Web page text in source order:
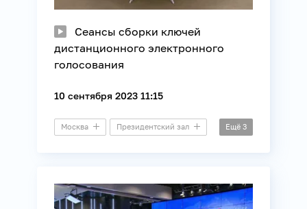
Сеансы сборки ключей
дистанционного электронного
голосования
10 сентября 2023 11:15
Москва Президентский зал Ещё 3